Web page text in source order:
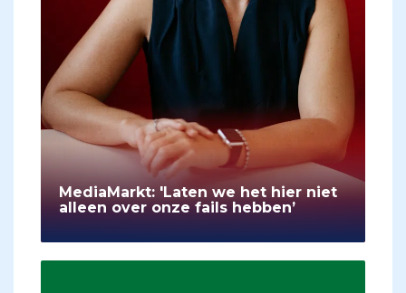
MediaMarkt: 'Laten we het hier niet
alleen over onze fails hebben’